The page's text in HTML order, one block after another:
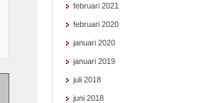
februari 2021
februari 2020
januari 2020
januari 2019
juli 2018
juni 2018